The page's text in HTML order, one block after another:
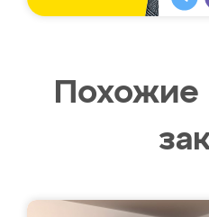
Похожие